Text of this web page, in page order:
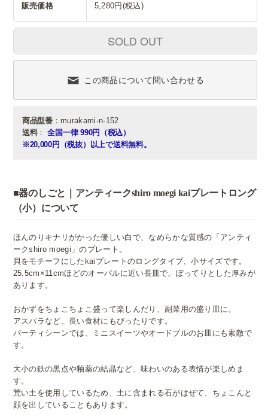
販売価格 5,280円(税込)
SOLD OUT
この商品について問い合わせる
商品型番：murakami-n-152
送料： 全国一律 990円（税込）
※20,000円（税抜）以上で送料無料。
■器のしごと｜アンティークshiro moegi kaiプレートロング
（小）について
ほんのりキナリがかった優しい白で、なめらかな質感の「アンティ
ークshiro moegi」のプレート。
貝をモチーフにしたkaiプレートのロングタイプ、小サイズです。
25.5cm×11cmほどのオーバルに近い長皿で、ぽってりとした厚みが
あります。
おかずをちょこちょこ盛って楽しんだり、副菜用の盛り皿に。
アスパラなど、長い食材にもぴったりです。
パーティシーンでは、ミニスイーツやオードブルのお皿にも素敵で
す。
大小の鉄の黒点や釉薬の結晶など、味わいのある表情が楽しめま
す。
荒い土を使用しているため、土に含まれる石がはぜて、ちょこんと
顔を出していることもあります。